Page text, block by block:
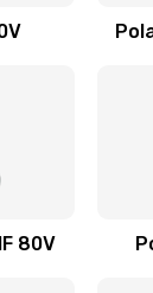
Заказать
1500 руб.
80V